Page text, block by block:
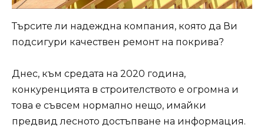
Търсите ли надеждна компания, която да Ви
подсигури качествен ремонт на покрива?
Днес, към средата на 2020 година,
конкуренцията в строителството е огромна и
това е съвсем нормално нещо, имайки
предвид лесното достъпване на информация.